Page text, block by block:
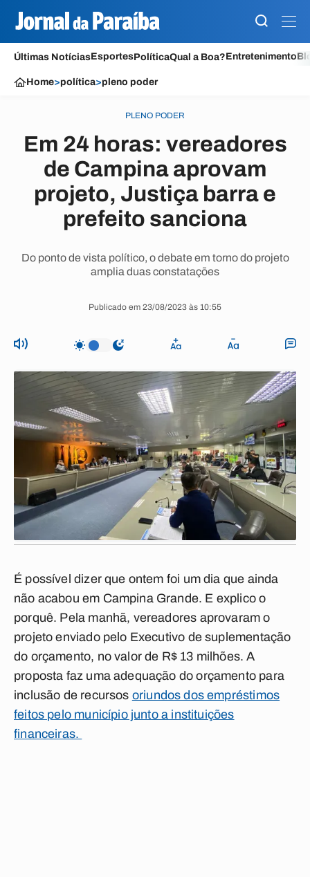
Últimas NotíciasEsportesPolíticaQual a Boa?Entretenimento
Home>política>pleno poder
PLENO PODER
Em 24 horas: vereadores
de Campina aprovam
projeto, Justiça barra e
prefeito sanciona
Do ponto de vista político, o debate em torno do projeto
amplia duas constatações
Publicado em 23/08/2023 às 10:55
É possível dizer que ontem foi um dia que ainda
não acabou em Campina Grande. E explico o
porquê. Pela manhã, vereadores aprovaram o
projeto enviado pelo Executivo de suplementação
do orçamento, no valor de R$ 13 milhões. A
proposta faz uma adequação do orçamento para
inclusão de recursos oriundos dos empréstimos
feitos pelo município junto a instituições
financeiras.